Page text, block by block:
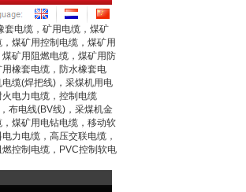
套电缆，矿用电缆，煤矿
煤矿用控制电缆，煤矿用
煤矿用阻燃电缆，煤矿用防
橡套电缆，防水橡套电
缆(焊把线)，采煤机用电
电力电缆，控制电缆
布电线(BV线)，采煤机金
，煤矿用电钻电缆，移动软
力电缆，高压交联电缆，
燃控制电缆，PVC控制软电